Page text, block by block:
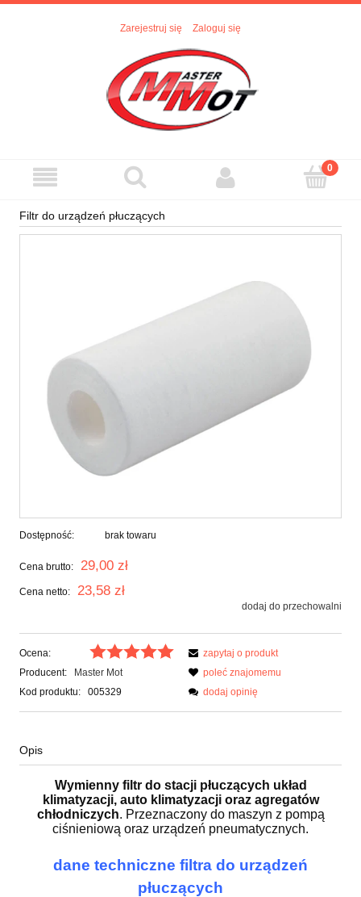
Zarejestruj się Zaloguj się
Filtr do urządzeń płuczących
Dostępność: brak towaru
Cena brutto: 29,00 zł
Cena netto: 23,58 zł
dodaj do przechowalni
Ocena:
Producent:
Master Mot
Kod produktu:
005329
zapytaj o produkt
poleć znajomemu
dodaj opinię
Opis
Wymienny filtr do stacji płuczących układ
klimatyzacji, auto klimatyzacji oraz agregatów
chłodniczych. Przeznaczony do maszyn z pompą
ciśnieniową oraz urządzeń pneumatycznych.
dane techniczne filtra do urządzeń
płuczących